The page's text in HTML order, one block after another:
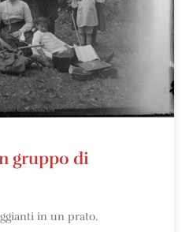
gruppo di
in un prato.